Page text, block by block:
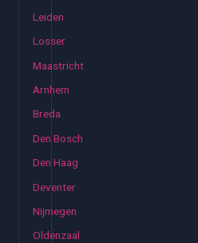
Leiden
Losser
Maastricht
Arnhem
Breda
Den Bosch
Den Haag
Deventer
Nijmegen
Oldenzaal